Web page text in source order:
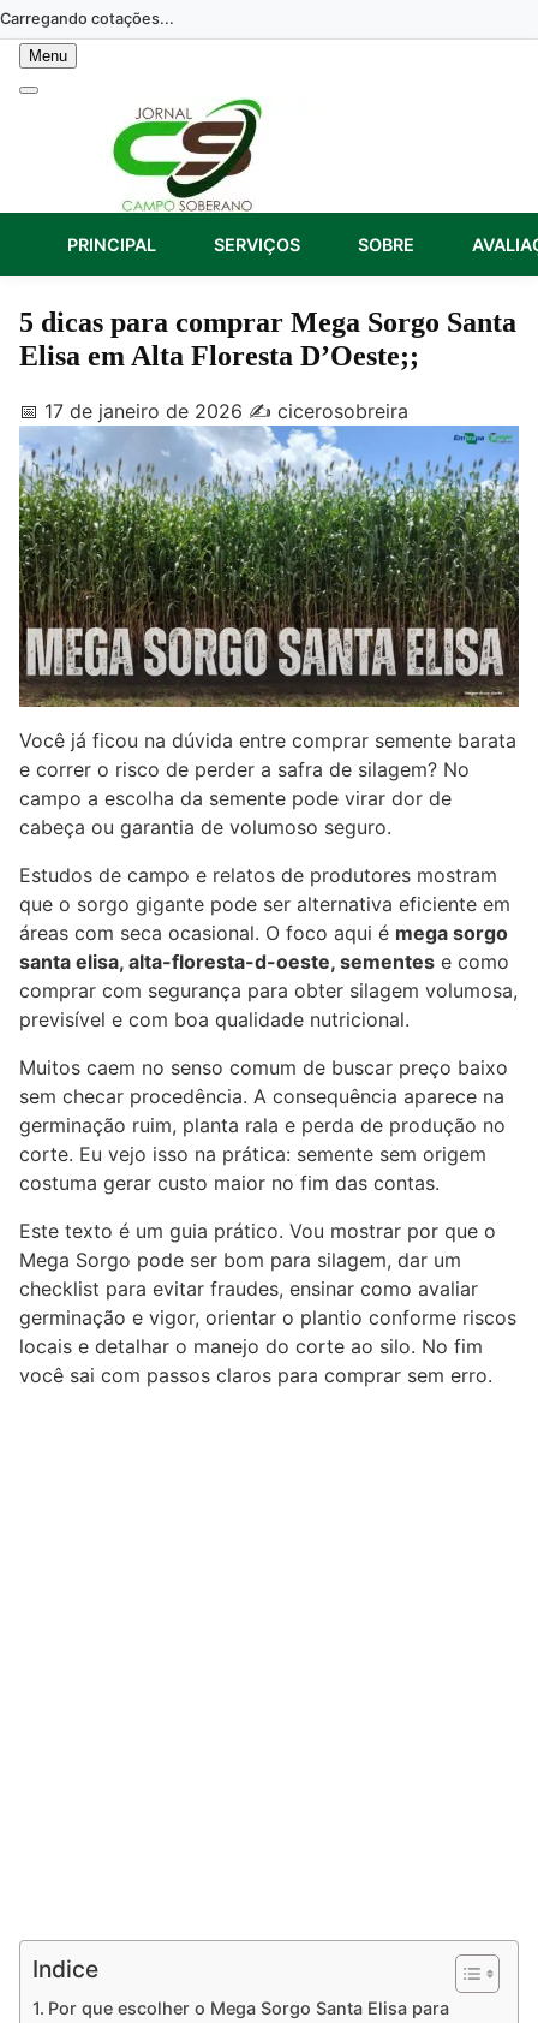
Skip
to
content
Carregando cotações...
Menu
PRINCIPAL SERVIÇOS SOBRE
5 dicas para comprar Mega Sorgo Santa
Elisa em Alta Floresta D’Oeste;;
📅 17 de janeiro de 2026 ✍️ cicerosobreira
Você já ficou na dúvida entre comprar semente barata
e correr o risco de perder a safra de silagem? No
campo a escolha da semente pode virar dor de
cabeça ou garantia de volumoso seguro.
Estudos de campo e relatos de produtores mostram
que o sorgo gigante pode ser alternativa eficiente em
áreas com seca ocasional. O foco aqui é mega sorgo
santa elisa, alta-floresta-d-oeste, sementes e como
comprar com segurança para obter silagem volumosa,
previsível e com boa qualidade nutricional.
Muitos caem no senso comum de buscar preço baixo
sem checar procedência. A consequência aparece na
germinação ruim, planta rala e perda de produção no
corte. Eu vejo isso na prática: semente sem origem
costuma gerar custo maior no fim das contas.
Este texto é um guia prático. Vou mostrar por que o
Mega Sorgo pode ser bom para silagem, dar um
checklist para evitar fraudes, ensinar como avaliar
germinação e vigor, orientar o plantio conforme riscos
locais e detalhar o manejo do corte ao silo. No fim
você sai com passos claros para comprar sem erro.
Indice
Por que escolher o Mega Sorgo Santa Elisa para